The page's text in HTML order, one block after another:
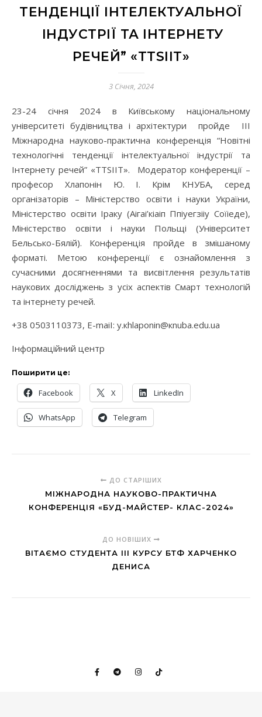
ТЕНДЕНЦІЇ ІНТЕЛЕКТУАЛЬНОЇ
ІНДУСТРІЇ ТА ІНТЕРНЕТУ
РЕЧЕЙ” «ТТSІІТ»
3 Січня, 2024
23-24 січня 2024 в Київському національному
університеті будівництва і архітектури пройде III
Міжнародна науково-практична конференція “Новітні
технологічні тенденції інтелектуальної індустрії та
Інтернету речей” «ТТSІІТ». Модератор конференції –
професор Хлапонін Ю. І. Крім КНУБА, серед
організаторів – Міністерство освіти і науки України,
Міністерство освіти Іраку (Аігаі’кіаіп Ппіуегзііу Соїіеде),
Міністерство освіти і науки Польщі (Університет
Бельсько-Бялій). Конференція пройде в змішаному
форматі. Метою конференції є ознайомлення з
сучасними досягненнями та висвітлення результатів
наукових досліджень з усіх аспектів Смарт технологій
та інтернету речей.
+38 0503110373, Е-mаіІ: у.кhlароnin@кnuba.edu.ua
Інформаційний центр
Поширити це:
Facebook X LinkedIn
WhatsApp Telegram
ДО СТАРІШИХ
МІЖНАРОДНА НАУКОВО-ПРАКТИЧНА
КОНФЕРЕНЦІЯ «БУД-МАЙСТЕР- КЛАС-2024»
ДО НОВІШИХ
ВІТАЄМО СТУДЕНТА ІІІ КУРСУ БТФ ХАРЧЕНКО
ДЕНИСА